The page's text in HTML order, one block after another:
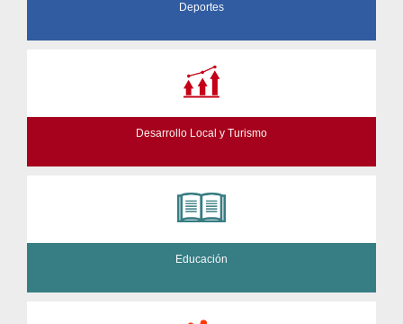
Deportes
Desarrollo Local y Turismo
Educación